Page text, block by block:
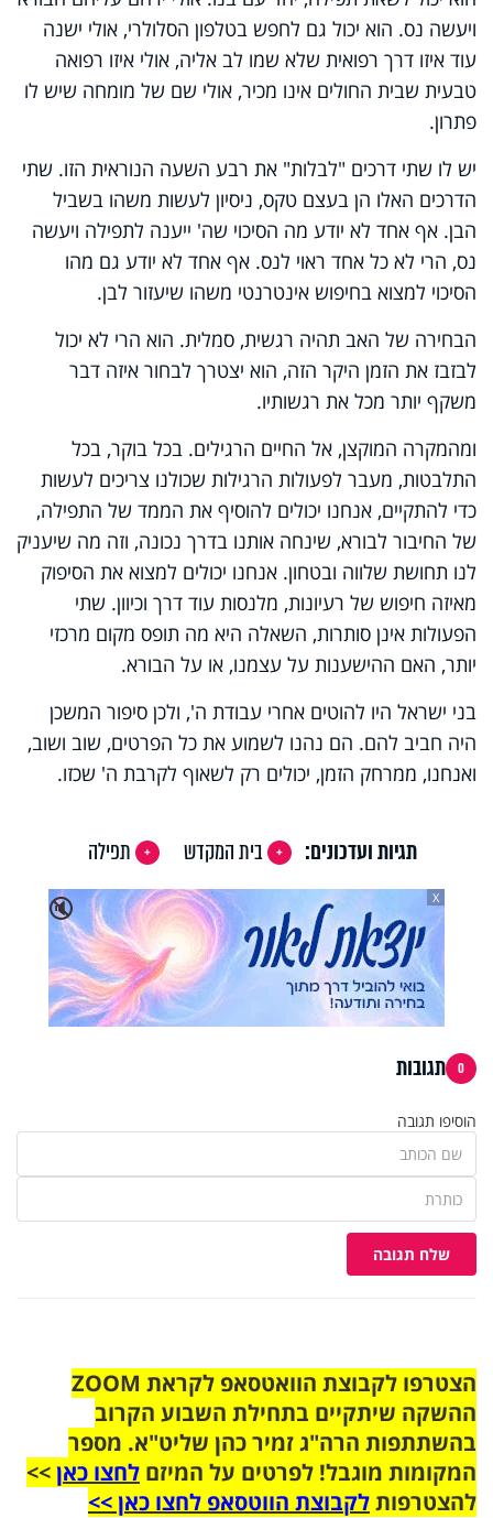
ויעשה נס. הוא יכול גם לחפש בטלפון הסלולרי, אולי ישנה
עוד איזו דרך רפואית שלא שמו לב אליה, אולי איזו רפואה
טבעית שבית החולים אינו מכיר, אולי שם של מומחה שיש לו
פתרון.
יש לו שתי דרכים "לבלות" את רבע השעה הנוראית הזו. שתי
הדרכים האלו הן בעצם טקס, ניסיון לעשות משהו בשביל
הבן. אף אחד לא יודע מה הסיכוי שה' ייענה לתפילה ויעשה
נס, הרי לא כל אחד ראוי לנס. אף אחד לא יודע גם מהו
הסיכוי למצוא בחיפוש אינטרנטי משהו שיעזור לבן.
הבחירה של האב תהיה רגשית, סמלית. הוא הרי לא יכול
לבזבז את הזמן היקר הזה, הוא יצטרך לבחור איזה דבר
משקף יותר מכל את רגשותיו.
ומהמקרה המוקצן, אל החיים הרגילים. בכל בוקר, בכל
התלבטות, מעבר לפעולות הרגילות שכולנו צריכים לעשות
כדי להתקיים, אנחנו יכולים להוסיף את הממד של התפילה,
של החיבור לבורא, שינחה אותנו בדרך נכונה, וזה מה שיעניק
לנו תחושת שלווה ובטחון. אנחנו יכולים למצוא את הסיפוק
מאיזה חיפוש של רעיונות, מלנסות עוד דרך וכיוון. שתי
הפעולות אינן סותרות, השאלה היא מה תופס מקום מרכזי
יותר, האם ההישענות על עצמנו, או על הבורא.
בני ישראל היו להוטים אחרי עבודת ה', ולכן סיפור המשכן
היה חביב להם. הם נהנו לשמוע את כל הפרטים, שוב ושוב,
ואנחנו, ממרחק הזמן, יכולים רק לשאוף לקרבת ה' שכזו.
תגיות ועדכונים: בית המקדש
תפילה
🔇
X
0 תגובות
הוסיפו תגובה
שלח תגובה
הצטרפו לקבוצת הוואטסאפ לקראת ZOOM
ההשקה שיתקיים בתחילת השבוע הקרוב
בהשתתפות הרה"ג זמיר כהן שליט"א. מספר
המקומות מוגבל! לפרטים על המיזם לחצו כאן>>
להצטרפותלקבוצת הווטסאפ לחצו כאן >>